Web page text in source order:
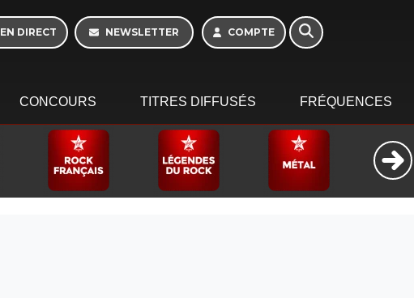
EN DIRECT NEWSLETTER COMPTE
CONCOURS TITRES DIFFUSÉS FRÉQUENCES